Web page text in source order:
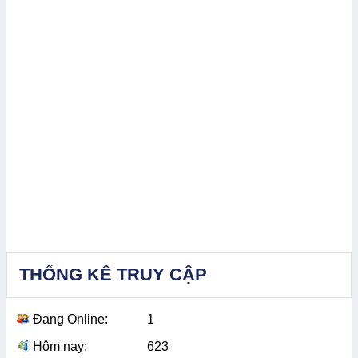
THỐNG KÊ TRUY CẬP
Đang Online:
1
Hôm nay:
623